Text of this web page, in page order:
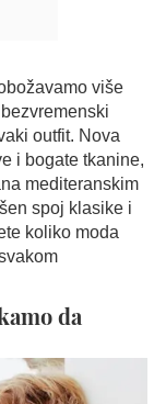
više
outfit. Nova
i bogate tkanine,
mediteranskim
spoj klasike i
koliko moda
da